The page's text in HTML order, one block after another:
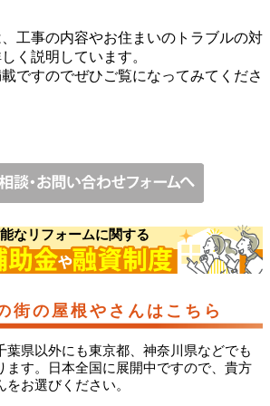
工事の内容やお住まいのトラブルの対
く説明しています。
ですのでぜひご覧になってみてくださ
なリフォームに関する
街の屋根やさんはこちら
葉県以外にも東京都、神奈川県などでも
ます。日本全国に展開中ですので、貴方
お選びください。